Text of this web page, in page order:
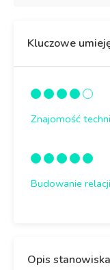
Kluczowe
Znajomość
Budowanie
Opis stanowiska